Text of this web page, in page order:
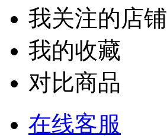
我关注的店铺
我的收藏
对比商品
在线客服